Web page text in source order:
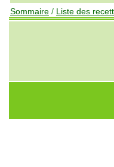
Sommaire / Liste des